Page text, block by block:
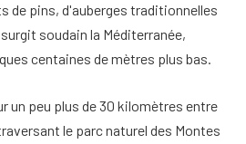
de pins, d'auberges traditionnelles
soudain la Méditerranée,
centaines de mètres plus bas.
un peu plus de 30 kilomètres entre
le parc naturel des Montes